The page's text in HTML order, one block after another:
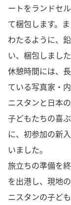
ートをランドセ
て梱包します。
わたるように、
い、梱包しました
休憩時間には、
ている写真家・
ニスタンと日本
子どもたちの喜
に、初参加の新
いました。
旅立ちの準備を
を出港し、現地
ニスタンの子ど